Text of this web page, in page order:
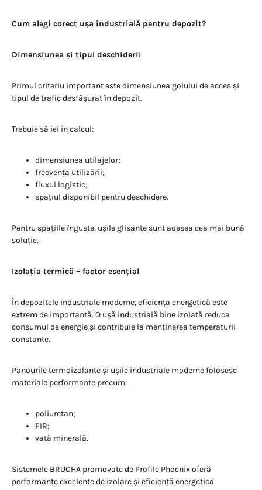
Cum alegi corect ușa industrială pentru depozit?
Dimensiunea și tipul deschiderii
Primul criteriu important este dimensiunea golului de acces și
tipul de trafic desfășurat în depozit.
Trebuie să iei în calcul:
dimensiunea utilajelor;
frecvența utilizării;
fluxul logistic;
spațiul disponibil pentru deschidere.
Pentru spațiile înguste, ușile glisante sunt adesea cea mai bună
soluție.
Izolația termică – factor esențial
În depozitele industriale moderne, eficiența energetică este
extrem de importantă. O ușă industrială bine izolată reduce
consumul de energie și contribuie la menținerea temperaturii
constante.
Panourile termoizolante și ușile industriale moderne folosesc
materiale performante precum:
poliuretan;
PIR;
vată minerală.
Sistemele BRUCHA promovate de Profile Phoenix oferă
performanțe excelente de izolare și eficiență energetică.